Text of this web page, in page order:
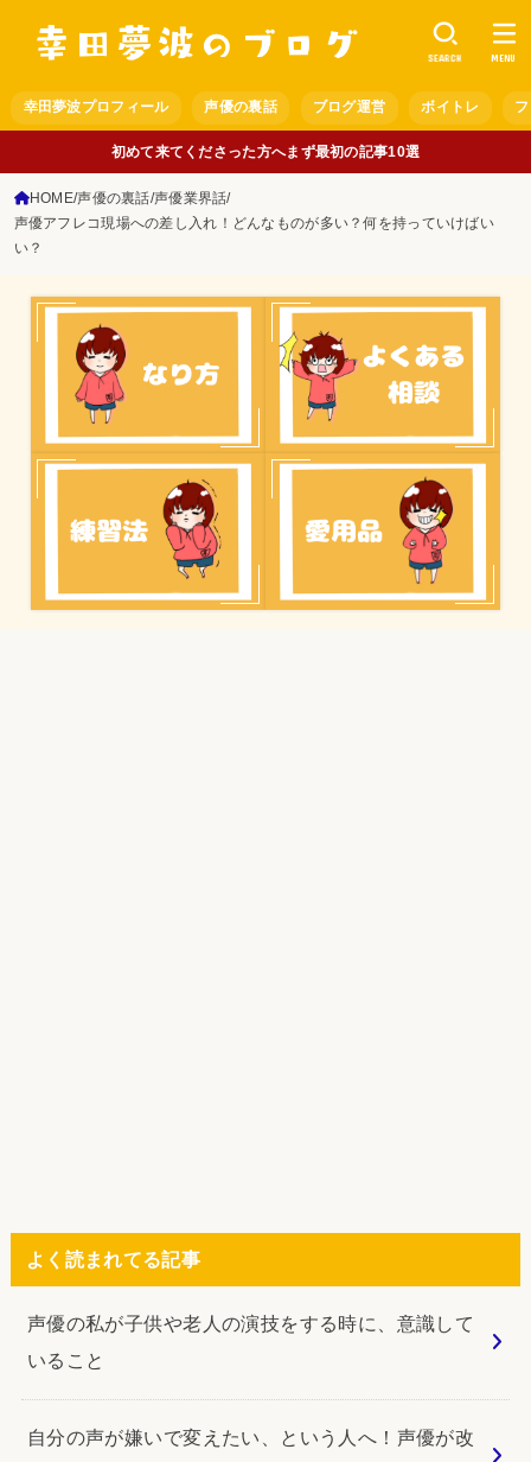
幸田夢波プロフィール 声優の裏話 ブログ運営 ボイトレ
SEARCH MENU
初めて来てくださった方へまず最初の記事10選
HOME 声優の裏話 声優業界話
声優アフレコ現場への差し入れ！どんなものが多い？何を持っていけばい
い？
よく読まれてる記事
声優の私が子供や老人の演技をする時に、意識して
いること
自分の声が嫌いで変えたい、という人へ！声優が改